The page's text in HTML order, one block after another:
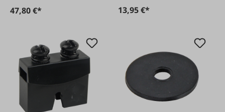
47,80 €* 13,95 €*